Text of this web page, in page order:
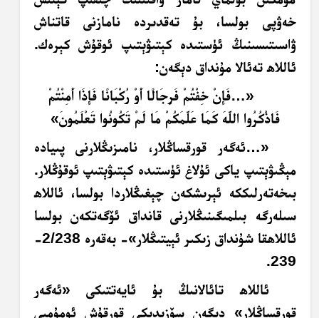
خەۋپى بولسا، بۇ تەقدىردە نامازنى قاتناش
ۋاسىتىسىنىڭ ئۈستىدە كېتىۋېتىپ ئوقۇش كېرەك.
ئاللاھ تەئالا مۇنداق دېگەن:
«…فَإِنْ خِفْتُمْ فَرِجَالًا أَوْ رُكْبَانًا فَإِذَا أَمِنْتُمْ
فَاذْكُرُوا اللَّهَ كَمَا عَلَّمَكُمْ مَا لَمْ تَكُونُوا تَعْلَمُونَ»
«…ئەگەر قورقساڭلار، نامىزىڭلارنى پىيادە
مېڭىۋېتىپ ياكى ئۇلاغ ئۈستىدە كېتىۋېتىپ ئوقۇڭلار.
بىخەتەرلىككە ئېرىشكەن چېغىڭلاردا بولسا، ئاللاھ
سىلەرگە بىلمىگىنىڭلارنى قانداق ئۆگەتكەن بولسا
ئاللاھقا شۇنداق زىكىر ئېيتىڭلار»- بەقەرە 2/238-
239.
ئاللاھ تائالانىڭ بۇ ئايەتتىكى «ئەگەر
قورقساڭلار» دېگەن سۆزىدىكى قورقۇش ئومۇمىي